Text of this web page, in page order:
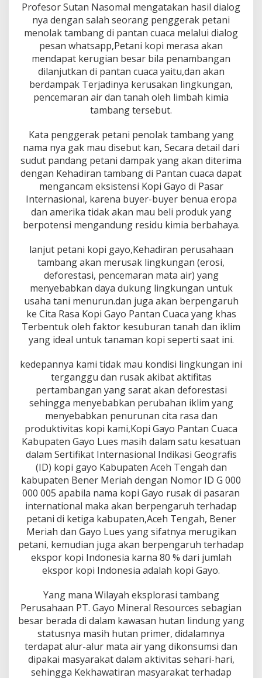
Profesor Sutan Nasomal mengatakan hasil dialog
nya dengan salah seorang penggerak petani
menolak tambang di pantan cuaca melalui dialog
pesan whatsapp,Petani kopi merasa akan
mendapat kerugian besar bila penambangan
dilanjutkan di pantan cuaca yaitu,dan akan
berdampak Terjadinya kerusakan lingkungan,
pencemaran air dan tanah oleh limbah kimia
tambang tersebut.
Kata penggerak petani penolak tambang yang
nama nya gak mau disebut kan, Secara detail dari
sudut pandang petani dampak yang akan diterima
dengan Kehadiran tambang di Pantan cuaca dapat
mengancam eksistensi Kopi Gayo di Pasar
Internasional, karena buyer-buyer benua eropa
dan amerika tidak akan mau beli produk yang
berpotensi mengandung residu kimia berbahaya.
lanjut petani kopi gayo,Kehadiran perusahaan
tambang akan merusak lingkungan (erosi,
deforestasi, pencemaran mata air) yang
menyebabkan daya dukung lingkungan untuk
usaha tani menurun.dan juga akan berpengaruh
ke Cita Rasa Kopi Gayo Pantan Cuaca yang khas
Terbentuk oleh faktor kesuburan tanah dan iklim
yang ideal untuk tanaman kopi seperti saat ini.
kedepannya kami tidak mau kondisi lingkungan ini
terganggu dan rusak akibat aktifitas
pertambangan yang sarat akan deforestasi
sehingga menyebabkan perubahan iklim yang
menyebabkan penurunan cita rasa dan
produktivitas kopi kami,Kopi Gayo Pantan Cuaca
Kabupaten Gayo Lues masih dalam satu kesatuan
dalam Sertifikat Internasional Indikasi Geografis
(ID) kopi gayo Kabupaten Aceh Tengah dan
kabupaten Bener Meriah dengan Nomor ID G 000
000 005 apabila nama kopi Gayo rusak di pasaran
international maka akan berpengaruh terhadap
petani di ketiga kabupaten,Aceh Tengah, Bener
Meriah dan Gayo Lues yang sifatnya merugikan
petani, kemudian juga akan berpengaruh terhadap
ekspor kopi Indonesia karna 80 % dari jumlah
ekspor kopi Indonesia adalah kopi Gayo.
Yang mana Wilayah eksplorasi tambang
Perusahaan PT. Gayo Mineral Resources sebagian
besar berada di dalam kawasan hutan lindung yang
statusnya masih hutan primer, didalamnya
terdapat alur-alur mata air yang dikonsumsi dan
dipakai masyarakat dalam aktivitas sehari-hari,
sehingga Kekhawatiran masyarakat terhadap